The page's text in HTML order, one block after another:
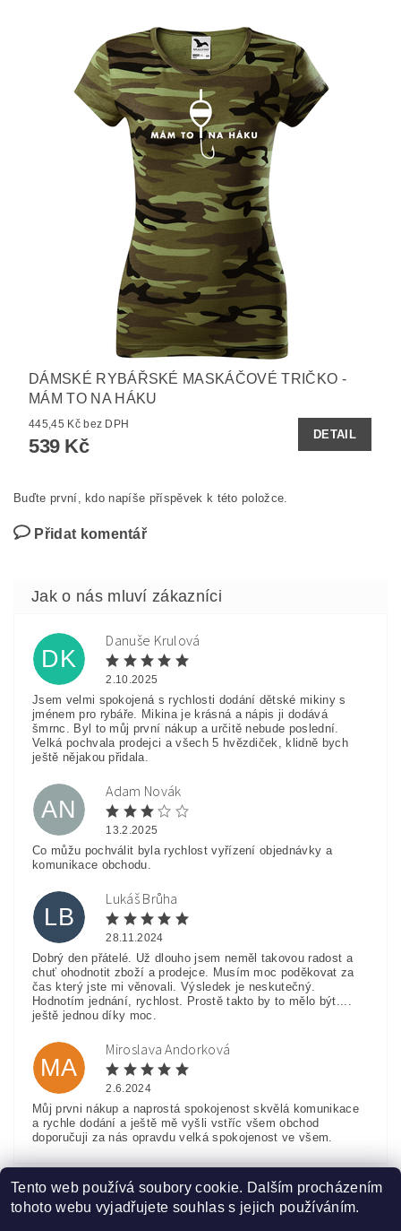
DÁMSKÉ RYBÁŘSKÉ MASKÁČOVÉ TRIČKO -
MÁM TO NA HÁKU
445,45 Kč bez DPH
539 Kč
DETAIL
Buďte první, kdo napíše příspěvek k této položce.
Přidat komentář
DK
Danuše Krulová
2.10.2025
Jsem velmi spokojená s rychlosti dodání dětské mikiny s
jménem pro rybáře. Mikina je krásná a nápis ji dodává
šmrnc. Byl to můj první nákup a určitě nebude poslední.
Velká pochvala prodejci a všech 5 hvězdiček, klidně bych
ještě nějakou přidala.
AN
Adam Novák
13.2.2025
Co můžu pochválit byla rychlost vyřízení objednávky a
komunikace obchodu.
LB
Lukáš Brůha
28.11.2024
Dobrý den přátelé. Už dlouho jsem neměl takovou radost a
chuť ohodnotit zboží a prodejce. Musím moc poděkovat za
čas který jste mi věnovali. Výsledek je neskutečný.
Hodnotím jednání, rychlost. Prostě takto by to mělo být....
ještě jednou díky moc.
MA
Miroslava Andorková
2.6.2024
Můj prvni nákup a naprostá spokojenost skvělá komunikace
a rychle dodání a ještě mě vyšli vstříc všem obchod
doporučuji za nás opravdu velká spokojenost ve všem.
Tento web používá soubory cookie. Dalším procházením
tohoto webu vyjadřujete souhlas s jejich používáním.